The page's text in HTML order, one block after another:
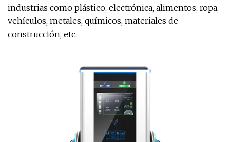
industrias como plástico, electrónica, alimentos, ropa,
vehículos, metales, químicos, materiales de
construcción, etc.